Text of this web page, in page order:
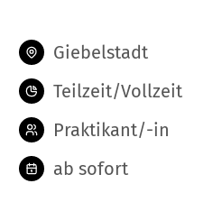
Giebelstadt
Teilzeit/Vollzeit
Praktikant/-in
ab sofort